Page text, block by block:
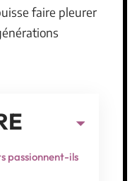
faire pleurer
passionnent-ils